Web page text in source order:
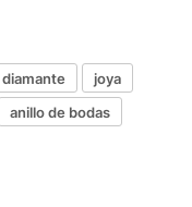
diamante
joya
anillo de bodas